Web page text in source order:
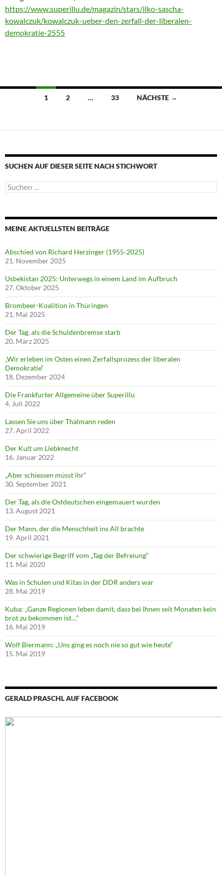
https://www.superillu.de/magazin/stars/ilko-sascha-
kowalczuk/kowalczuk-ueber-den-zerfall-der-liberalen-
demokratie-2555
Beitragsnavigation
1 2 … 33 NÄCHSTE →
SUCHEN AUF DIESER SEITE NACH STICHWORT
Suche
nach:
MEINE AKTUELLSTEN BEITRÄGE
Abschied von Richard Herzinger (1955-2025)
21. November 2025
Usbekistan 2025: Unterwegs in einem Land im Aufbruch
27. Oktober 2025
Brombeer-Koalition in Thüringen
21. Mai 2025
Der Tag, als die Schuldenbremse starb
20. März 2025
„Wir erleben im Osten einen Zerfallsprozess der liberalen
Demokratie“
18. Dezember 2024
Die Frankfurter Allgemeine über Superillu
4. Juli 2022
Lassen Sie uns über Thälmann reden
27. April 2022
Der Kult um Liebknecht
16. Januar 2022
„Aber schiessen müsst ihr“
30. September 2021
Der Tag, als die Ostdeutschen eingemauert wurden
13. August 2021
Der Mann, der die Menschheit ins All brachte
19. April 2021
Der schwierige Begriff vom „Tag der Befreiung“
11. Mai 2020
Was in Schulen und Kitas in der DDR anders war
28. Mai 2019
Kuba: „Ganze Regionen leben damit, dass bei Ihnen seit Monaten kein
brot zu bekommen ist…“
16. Mai 2019
Wolf Biermann: „Uns ging es noch nie so gut wie heute“
15. Mai 2019
GERALD PRASCHL AUF FACEBOOK